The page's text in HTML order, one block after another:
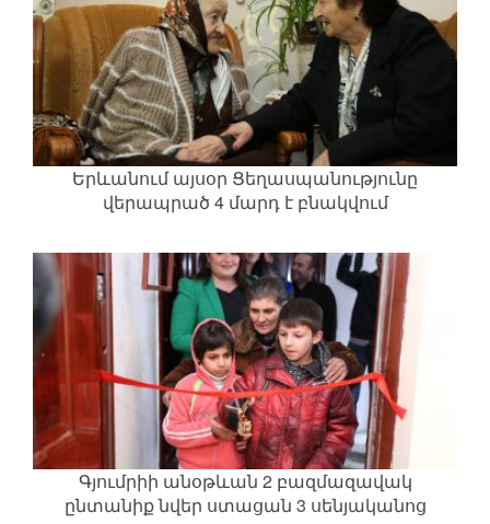
Երևանում այսօր Ցեղասպանությունը
վերապրած 4 մարդ է բնակվում
Գյումրիի անօթևան 2 բազմազավակ
ընտանիք նվեր ստացան 3 սենյականոց